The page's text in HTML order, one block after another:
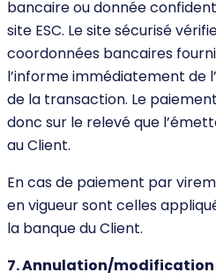
bancaire ou donnée
site ESC. Le site sécurisé
coordonnées bancaires
l’informe immédiatement de
de la transaction. Le
donc sur le relevé que
au Client.
En cas de paiement par
en vigueur sont celles
la banque du Client.
7. Annulation/modification